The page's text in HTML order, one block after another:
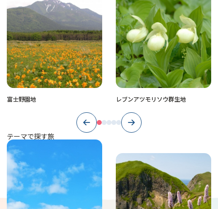
Previous
富士野園地 レブンアツモリソウ群生地
Next
テーマで探す旅
https://www.north-
hokkaido.com/theme/zekkei
/ https://www.north-
hokkaido.com/theme/alpine
/